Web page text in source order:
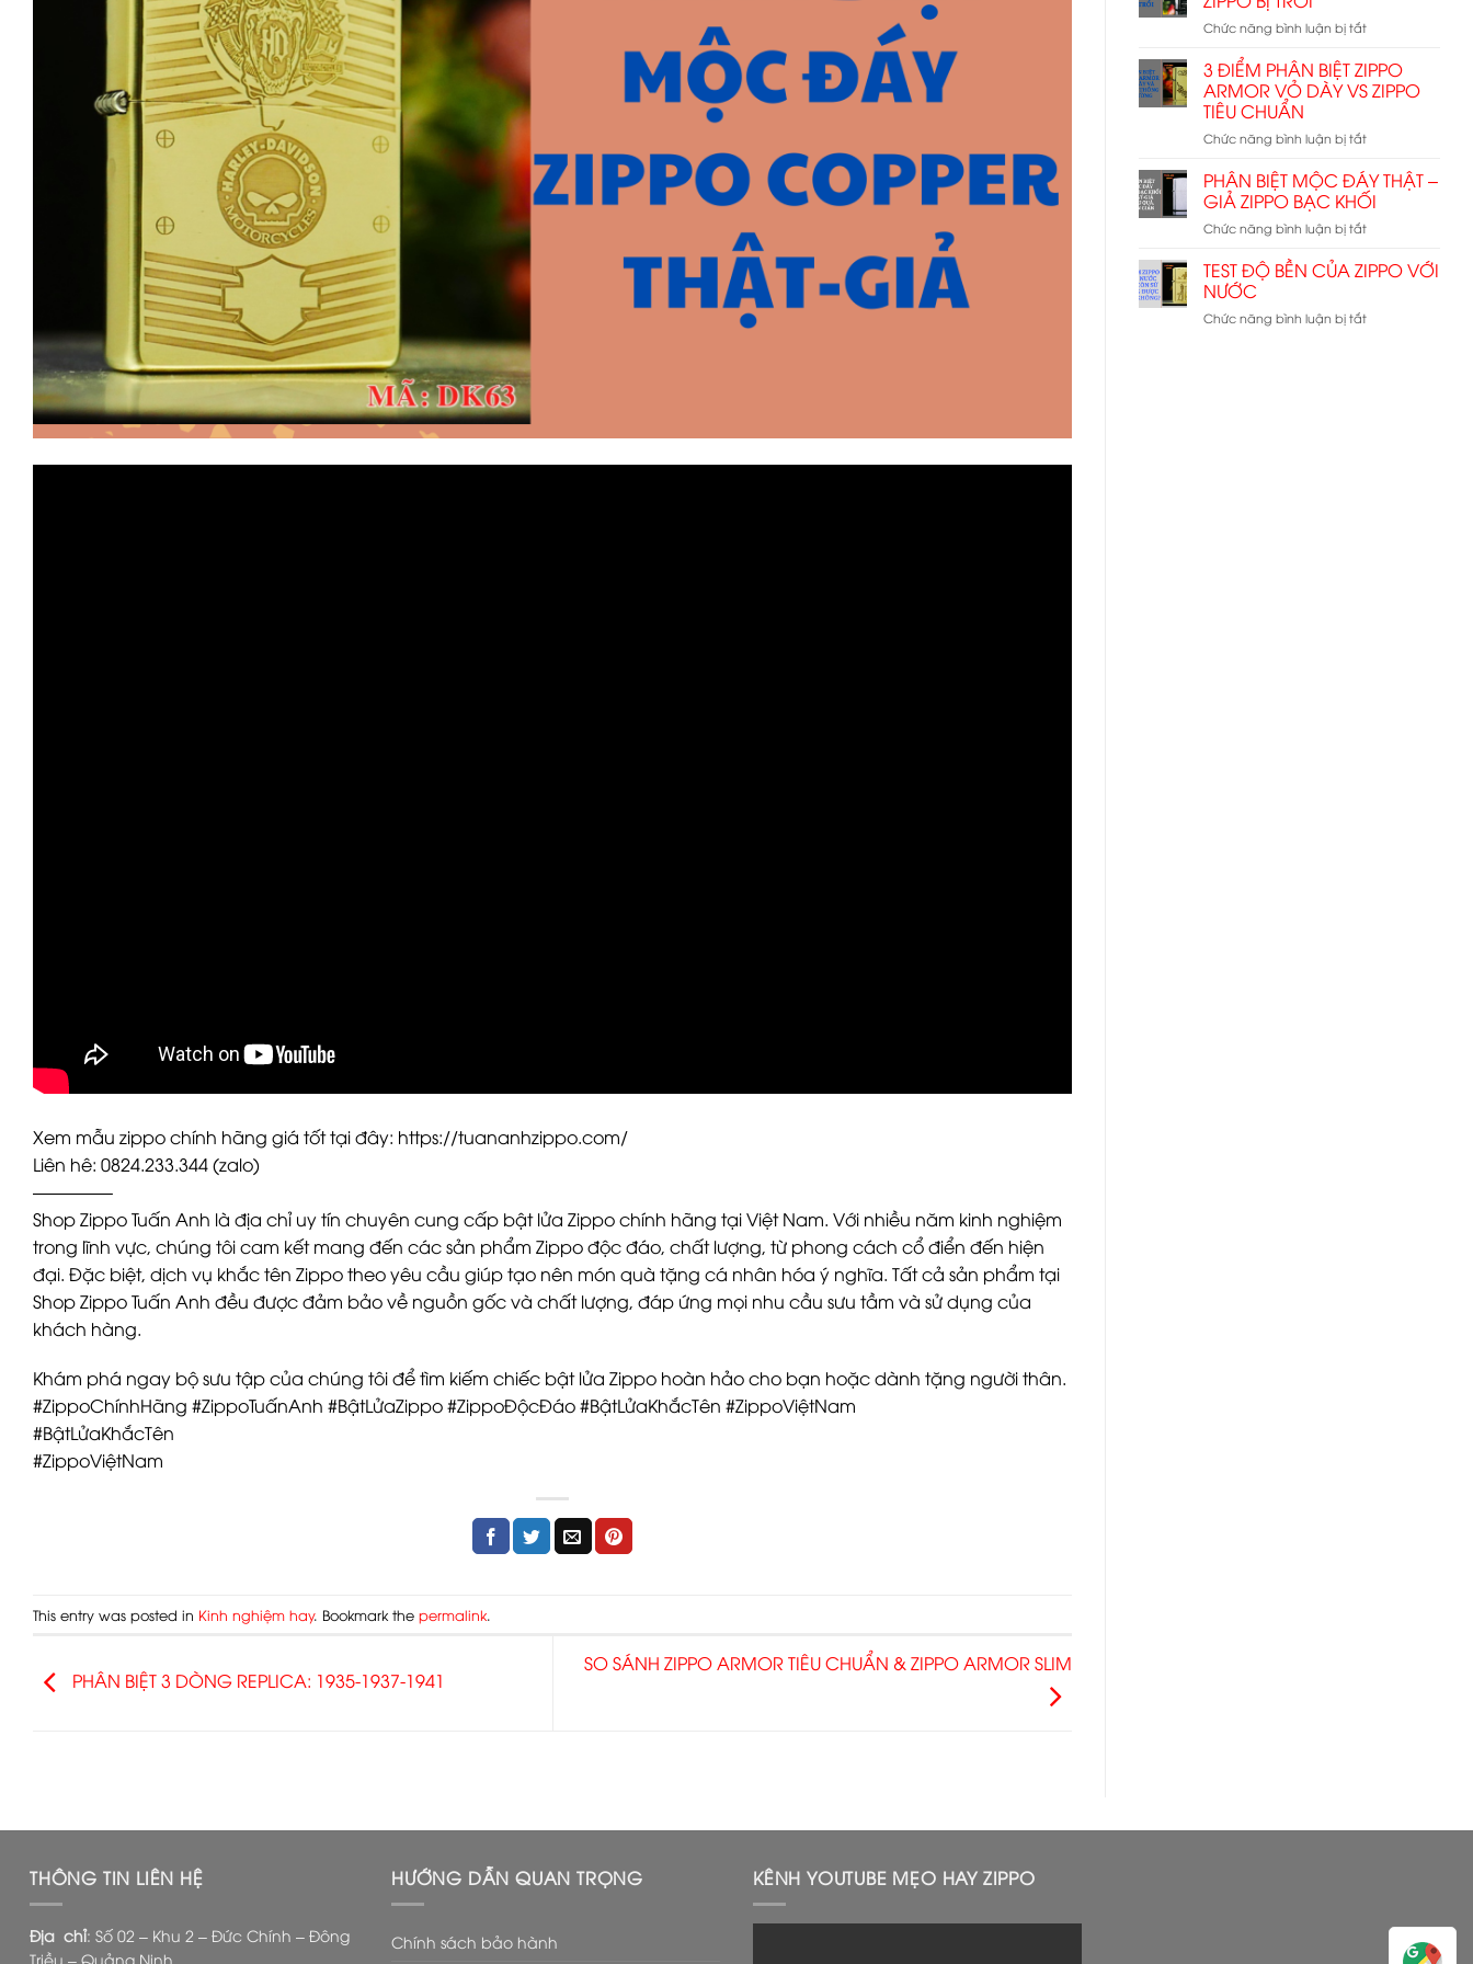
Xem mẫu zippo chính hãng giá tốt tại đây: https://tuananhzippo.com/
Liên hê: 0824.233.344 (zalo)
————–
Shop Zippo Tuấn Anh là địa chỉ uy tín chuyên cung cấp bật lửa Zippo chính hãng tại Việt Nam. Với nhiều năm kinh nghiệm
trong lĩnh vực, chúng tôi cam kết mang đến các sản phẩm Zippo độc đáo, chất lượng, từ phong cách cổ điển đến hiện
đại. Đặc biệt, dịch vụ khắc tên Zippo theo yêu cầu giúp tạo nên món quà tặng cá nhân hóa ý nghĩa. Tất cả sản phẩm tại
Shop Zippo Tuấn Anh đều được đảm bảo về nguồn gốc và chất lượng, đáp ứng mọi nhu cầu sưu tầm và sử dụng của
khách hàng.
Khám phá ngay bộ sưu tập của chúng tôi để tìm kiếm chiếc bật lửa Zippo hoàn hảo cho bạn hoặc dành tặng người thân.
#ZippoChínhHãng #ZippoTuấnAnh #BậtLửaZippo #ZippoĐộcĐáo #BậtLửaKhắcTên #ZippoViệtNam
#BậtLửaKhắcTên
#ZippoViệtNam
This entry was posted in Kinh nghiệm hay. Bookmark the permalink.
PHÂN BIỆT 3 DÒNG REPLICA: 1935-1937-1941
SO SÁNH ZIPPO ARMOR TIÊU CHUẨN & ZIPPO ARMOR SLIM
vách
gió
ở
ruột
bị
Chức năng bình luận bị tắtở
CÁCH
KHẮC
PHỤC
ZIPPO
TRỒI
3 ĐIỂM PHÂN BIỆT ZIPPO
ARMOR VỎ DÀY VS ZIPPO
TIÊU CHUẨN
Chức năng bình luận bị tắtở
ĐIỂM
PHÂN
BIỆT
ZIPPO
VỎ
ZIPPO
PHÂN BIỆT MỘC ĐÁY THẬT –
GIẢ ZIPPO BẠC KHỐI
Chức năng bình luận bị tắtở
BIỆT
MỘC
THẬT
TEST ĐỘ BỀN CỦA ZIPPO VỚI
NƯỚC
Chức năng bình luận bị tắtở
THÔNG TIN LIÊN HỆ
Địa chỉ: Số 02 – Khu 2 – Đức Chính – Đông
Triều – Quảng Ninh
HƯỚNG DẪN QUAN TRỌNG
Chính sách bảo hành
KÊNH YOUTUBE MẸO HAY ZIPPO